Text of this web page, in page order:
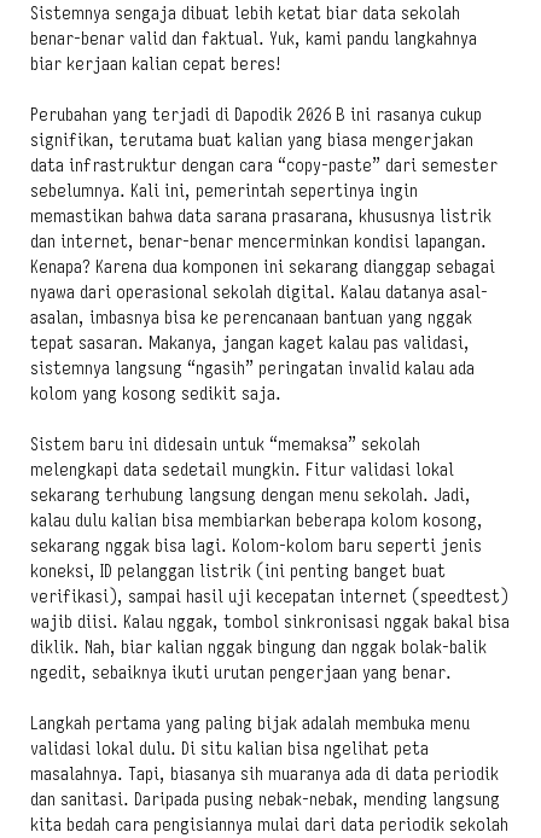
Sistemnya sengaja dibuat lebih ketat biar data sekolah
benar-benar valid dan faktual. Yuk, kami pandu langkahnya
biar kerjaan kalian cepat beres!
Perubahan yang terjadi di Dapodik 2026 B ini rasanya cukup
signifikan, terutama buat kalian yang biasa mengerjakan
data infrastruktur dengan cara “copy-paste” dari semester
sebelumnya. Kali ini, pemerintah sepertinya ingin
memastikan bahwa data sarana prasarana, khususnya listrik
dan internet, benar-benar mencerminkan kondisi lapangan.
Kenapa? Karena dua komponen ini sekarang dianggap sebagai
nyawa dari operasional sekolah digital. Kalau datanya asal-
asalan, imbasnya bisa ke perencanaan bantuan yang nggak
tepat sasaran. Makanya, jangan kaget kalau pas validasi,
sistemnya langsung “ngasih” peringatan invalid kalau ada
kolom yang kosong sedikit saja.
Sistem baru ini didesain untuk “memaksa” sekolah
melengkapi data sedetail mungkin. Fitur validasi lokal
sekarang terhubung langsung dengan menu sekolah. Jadi,
kalau dulu kalian bisa membiarkan beberapa kolom kosong,
sekarang nggak bisa lagi. Kolom-kolom baru seperti jenis
koneksi, ID pelanggan listrik (ini penting banget buat
verifikasi), sampai hasil uji kecepatan internet (speedtest)
wajib diisi. Kalau nggak, tombol sinkronisasi nggak bakal bisa
diklik. Nah, biar kalian nggak bingung dan nggak bolak-balik
ngedit, sebaiknya ikuti urutan pengerjaan yang benar.
Langkah pertama yang paling bijak adalah membuka menu
validasi lokal dulu. Di situ kalian bisa ngelihat peta
masalahnya. Tapi, biasanya sih muaranya ada di data periodik
dan sanitasi. Daripada pusing nebak-nebak, mending langsung
kita bedah cara pengisiannya mulai dari data periodik sekolah